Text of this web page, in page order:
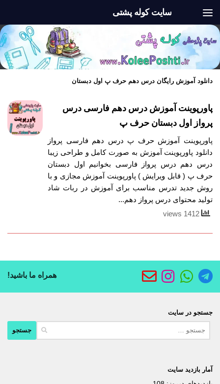
سایت کوله پشتی
دانلود آموزش رایگان درس دهم حرف پ اول دبستان
پاورپوینت آموزش درس دهم فارسی درس
پرواز اول دبستان حرف پ
پاورپوینت آموزش حرف پ درس دهم فارسی پرواز
دانلود پاورپوینت آموزش به صورت کامل و طراحی زیبا
درس دهم درس پرواز فارسی بخوانیم اول دبستان
حرف پ ( قابل ویرایش ) پاورپوینت آموزش مجازی و با
روش جدید تدرس مناسب برای آموزش در ربات شاد
تولید محتوای درس پرواز دهم...
همراه ما باشید!
جستجو در سایت
آمار بازدید سایت